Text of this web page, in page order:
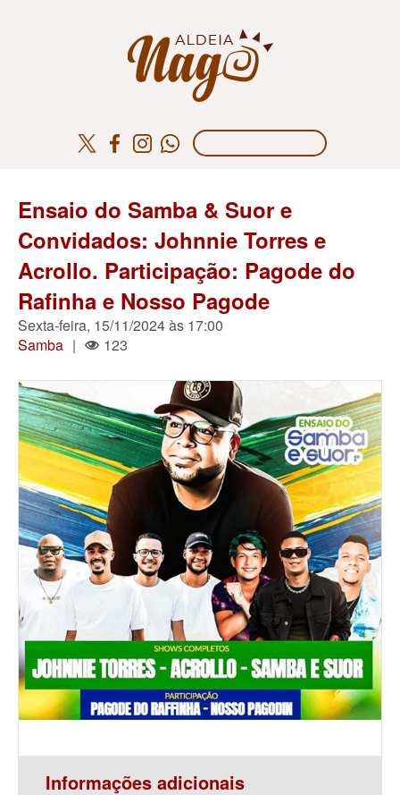
Ensaio do Samba & Suor e
Convidados: Johnnie Torres e
Acrollo. Participação: Pagode do
Rafinha e Nosso Pagode
Sexta-feira, 15/11/2024 às 17:00
Samba | 123
Informações adicionais